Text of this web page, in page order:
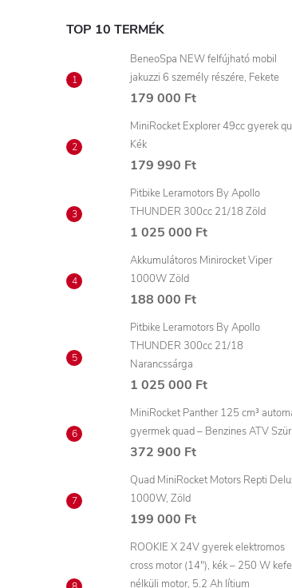
TOP 10 TERMÉK
BeneoSpa NEW felfújható mobil
jakuzzi 6 személy részére, Fekete
179 000 Ft
MiniRocket Explorer 49cc gyerek
Kék
179 990 Ft
Pitbike Leramotors By Apollo
THUNDER 300cc 21/18 Zöld
1 025 000 Ft
Akkumulátoros Minirocket Viper
1000W Zöld
188 000 Ft
Pitbike Leramotors By Apollo
THUNDER 300cc 21/18
Narancssárga
1 025 000 Ft
MiniRocket Panther 125 cm³
gyermek quad – Benzines ATV
372 900 Ft
Quad MiniRocket Motors Repti
1000W, Zöld
199 000 Ft
ROOKIE X 24V gyerek elektromos
cross motor (14"), kék – 250 W kefe
nélküli motor, 5.2 Ah lítium